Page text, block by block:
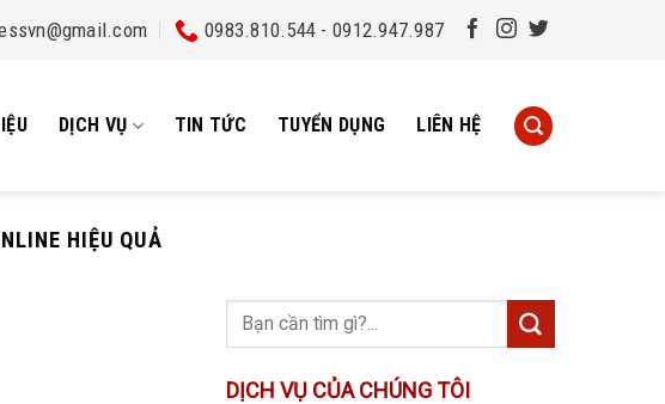
0983.810.544 - 0912.947.987
DỊCH VỤ TIN TỨC TUYỂN DỤNG LIÊN HỆ
HIỆU QUẢ
DỊCH VỤ CỦA CHÚNG TÔI